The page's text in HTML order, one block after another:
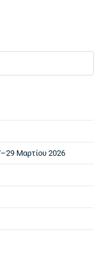
Μαρτίου 2026